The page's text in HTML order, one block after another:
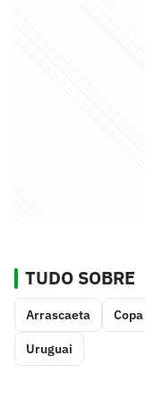
TUDO SOBRE
Arrascaeta
Uruguai